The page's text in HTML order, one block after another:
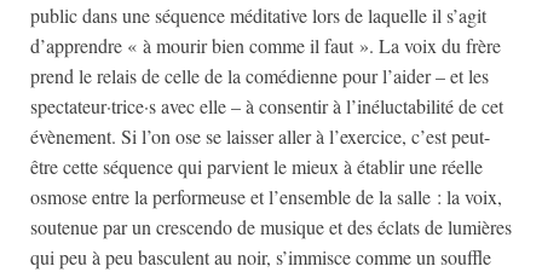
public dans une séquence méditative lors de laquelle il s’agit
d’apprendre « à mourir bien comme il faut ». La voix du frère
prend le relais de celle de la comédienne pour l’aider – et les
spectateur·trice·s avec elle – à consentir à l’inéluctabilité de cet
évènement. Si l’on ose se laisser aller à l’exercice, c’est peut-
être cette séquence qui parvient le mieux à établir une réelle
osmose entre la performeuse et l’ensemble de la salle : la voix,
soutenue par un crescendo de musique et des éclats de lumières
qui peu à peu basculent au noir, s’immisce comme un souffle